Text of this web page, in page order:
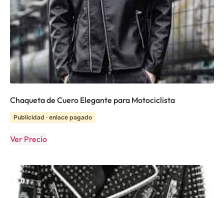
Chaqueta de Cuero Elegante para Motociclista
Publicidad · enlace pagado
Ver Precio